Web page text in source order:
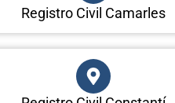
Registro Civil Camarles